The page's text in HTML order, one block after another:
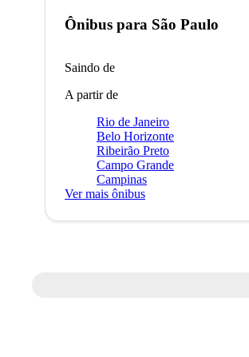
Ônibus para São Paulo
Saindo de
A partir de
Rio de Janeiro
Belo Horizonte
Ribeirão Preto
Campo Grande
Campinas
Ver mais ônibus